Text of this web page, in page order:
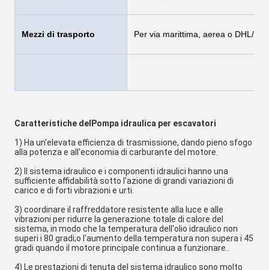
Mezzi di trasporto Per via marittima, aerea o DHL/
Caratteristiche del Pompa idraulica per escavatori
1) Ha un'elevata efficienza di trasmissione, dando pieno sfogo
alla potenza e all'economia di carburante del motore.
2) Il sistema idraulico e i componenti idraulici hanno una
sufficiente affidabilità sotto l'azione di grandi variazioni di
carico e di forti vibrazioni e urti.
3) coordinare il raffreddatore resistente alla luce e alle
vibrazioni per ridurre la generazione totale di calore del
sistema, in modo che la temperatura dell'olio idraulico non
superi i 80 gradi;o l'aumento della temperatura non supera i 45
gradi quando il motore principale continua a funzionare..
4) Le prestazioni di tenuta del sistema idraulico sono molto